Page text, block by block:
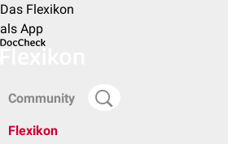
Das Flexikon
als App
Community
Flexikon